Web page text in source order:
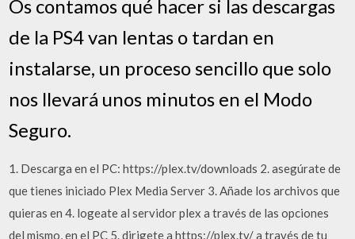
Os contamos qué hacer si las descargas
de la PS4 van lentas o tardan en
instalarse, un proceso sencillo que solo
nos llevará unos minutos en el Modo
Seguro.
1. Descarga en el PC: https://plex.tv/downloads 2. asegúrate de
que tienes iniciado Plex Media Server 3. Añade los archivos que
quieras en 4. logeate al servidor plex a través de las opciones
del mismo, en el PC 5. dirigete a https://plex.tv/ a través de tu